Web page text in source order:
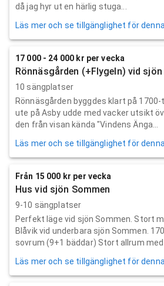
då jag hyr ut en härlig stuga...
Läs mer och se tillgänglighet för
17 000 - 24 000 kr per vecka
Rönnäsgården (+Flygeln) vid sjön
10 sängplatser
Rönnäsgården byggdes klart på
ute på Asby udde med vacker utsikt
den från visan kända "Vindens Änga...
Läs mer och se tillgänglighet för
Från 15 000 kr per vecka
Hus vid sjön Sommen
9-10 sängplatser
Perfekt läge vid sjön Sommen. Stort
Blåvik vid underbara sjön Sommen.
sovrum (9+1 bäddar) Stort allrum med
Läs mer och se tillgänglighet för